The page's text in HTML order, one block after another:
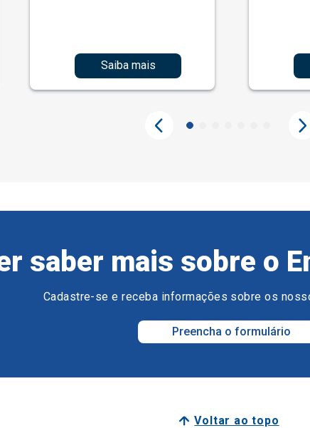
Saiba mais
saber mais sobre o
Cadastre-se e receba informações sobre os
Preencha o formulário
Voltar ao topo